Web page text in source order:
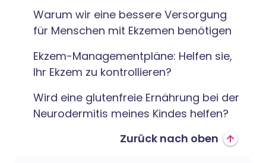
Warum wir eine bessere Versorgung
für Menschen mit Ekzemen benötigen
Ekzem-Managementpläne: Helfen sie,
Ihr Ekzem zu kontrollieren?
Wird eine glutenfreie Ernährung bei der
Neurodermitis meines Kindes helfen?
Zurück nach oben